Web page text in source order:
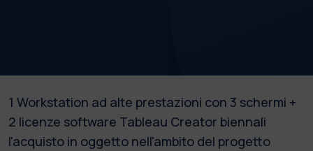
1 Workstation ad alte prestazioni con 3 schermi +
2 licenze software Tableau Creator biennali
l'acquisto in oggetto nell'ambito del progetto